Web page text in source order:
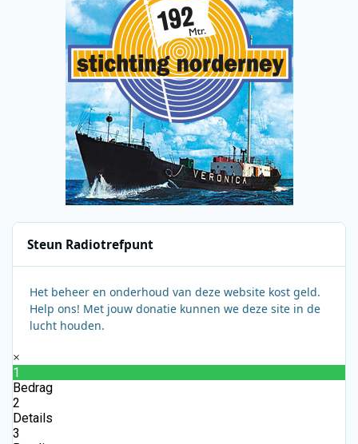
Steun Radiotrefpunt
Het beheer en onderhoud van deze website kost geld.
Help ons! Met jouw donatie kunnen we deze site in de
lucht houden.